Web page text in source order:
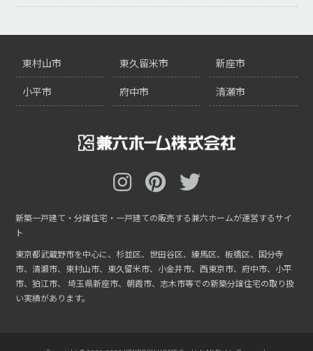
東村山市 東久留米市 新座市
小平市 府中市 清瀬市
新築一戸建て・分譲住宅・一戸建ての販売する兼六ホームが運営するサイ
ト
東京都武蔵野市を中心に、杉並区、世田谷区、練馬区、板橋区、国分寺
市、清瀬市、東村山市、東久留米市、小金井市、西東京市、府中市、小平
市、狛江市、
埼玉県新座市、朝霞市、志木市等での新築分譲住宅の取り扱
い実績があります。